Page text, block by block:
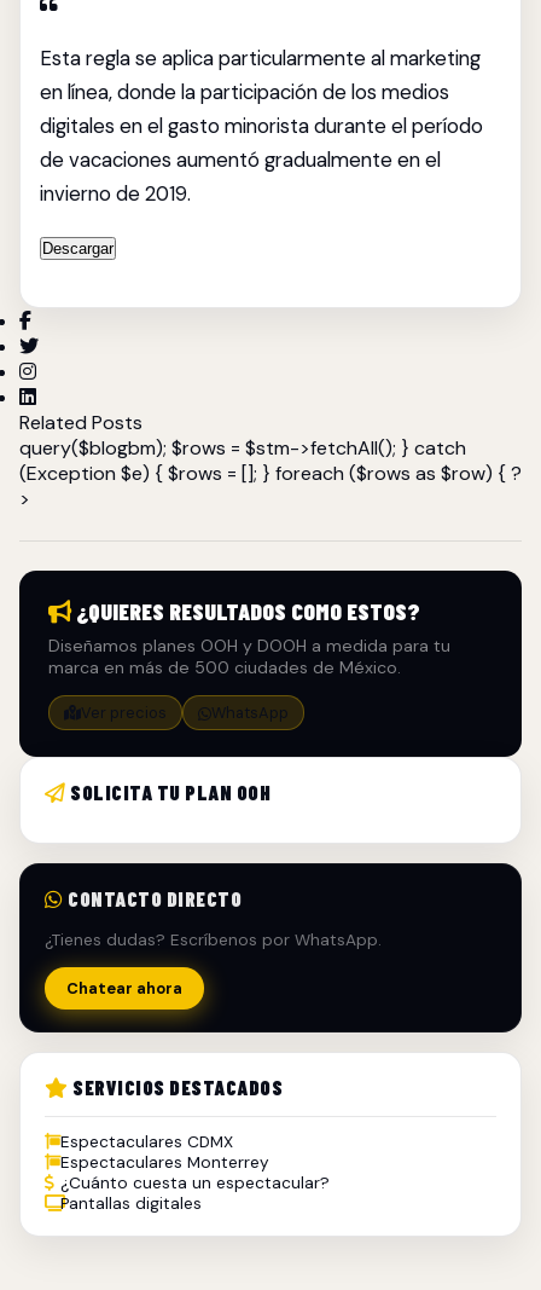
Esta regla se aplica particularmente al marketing
en línea, donde la participación de los medios
digitales en el gasto minorista durante el período
de vacaciones aumentó gradualmente en el
invierno de 2019.
Descargar
Related Posts
query($blogbm); $rows = $stm->fetchAll(); } catch
(Exception $e) { $rows = []; } foreach ($rows as $row) { ?
>
¿QUIERES RESULTADOS COMO ESTOS?
Diseñamos planes OOH y DOOH a medida para tu
marca en más de 500 ciudades de México.
Ver precios WhatsApp
SOLICITA TU PLAN OOH
CONTACTO DIRECTO
¿Tienes dudas? Escríbenos por WhatsApp.
Chatear ahora
SERVICIOS DESTACADOS
Espectaculares CDMX
Espectaculares Monterrey
¿Cuánto cuesta un espectacular?
Pantallas digitales